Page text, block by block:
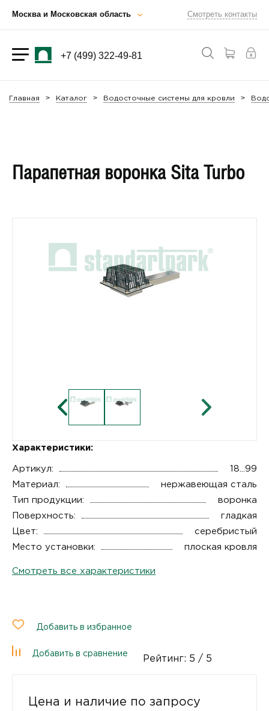
Москва и Московская область Смотреть контакты
+7 (499) 322-49-81
Главная Каталог Водосточные системы для кровли
Парапетная воронка Sita Turbo
Характеристики:
Артикул:
18...99
Материал:
нержавеющая сталь
Тип продукции:
воронка
Поверхность:
гладкая
Цвет:
серебристый
Место установки:
плоская кровля
Смотреть все характеристики
Добавить в избранное
Добавить в сравнение
Рейтинг: 5 / 5
Цена и наличие по запросу